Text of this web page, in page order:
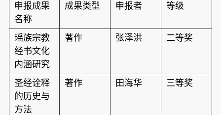
申报成果
名称
成果类型 申报者 等级
瑶族宗教
经书文化
内涵研究
著作 张泽洪 二等奖
圣经诠释
的历史与
方法
著作 田海华 三等奖